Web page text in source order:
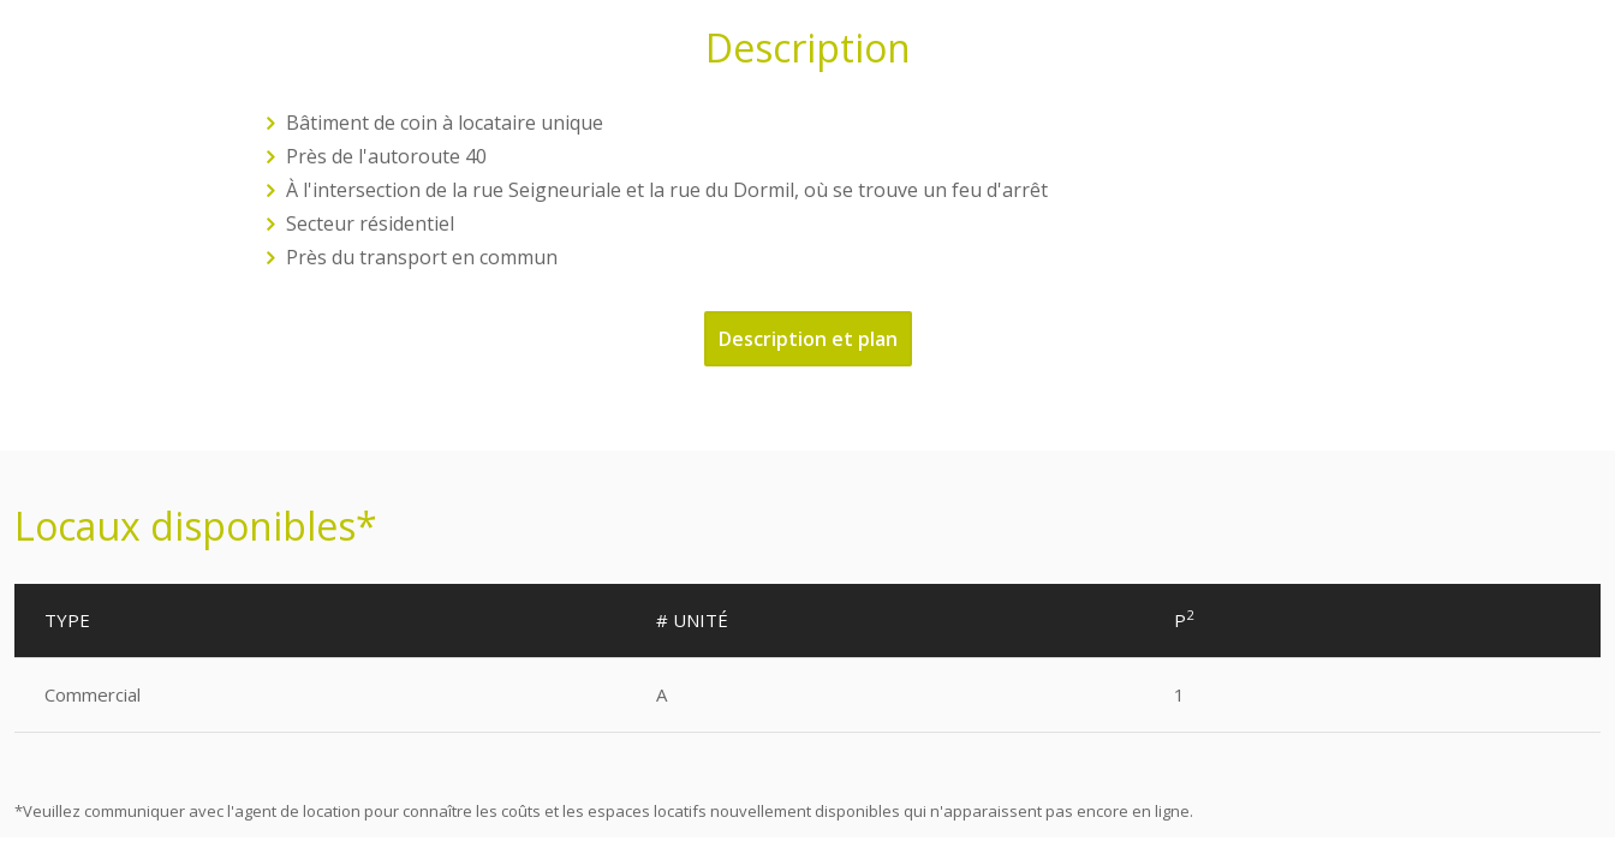
Description
Bâtiment de coin à locataire unique
Près de l'autoroute 40
À l'intersection de la rue Seigneuriale et la rue du Dormil, où se trouve un feu d'arrêt
Secteur résidentiel
Près du transport en commun
Description et plan
Locaux disponibles*
TYPE # UNITÉ P2
Commercial A 1
*Veuillez communiquer avec l'agent de location pour connaître les coûts et les espaces locatifs nouvellement disponibles qui n'apparaissent pas encore en ligne.